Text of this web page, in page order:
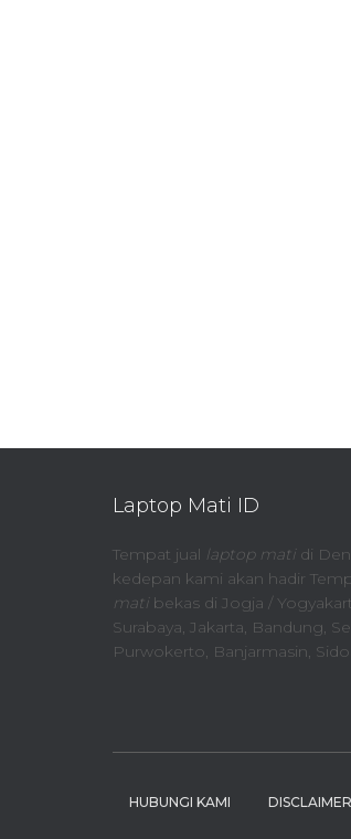
Laptop Mati ID
Tempat jual laptop matidi
kedepan kami akan hadir
matibekas di Jogja /
Surabaya, Jakarta, Bandung,
Purwokerto, Banjarmasin,
HUBUNGI KAMI DISCLAIMER